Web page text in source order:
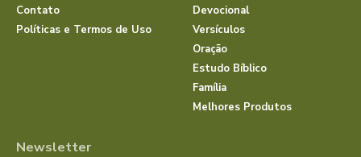
Contato
Políticas e Termos de Uso
Devocional
Versículos
Oração
Estudo Bíblico
Família
Melhores Produtos
Newsletter